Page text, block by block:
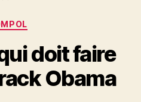
Catégories
doit faire
Obama